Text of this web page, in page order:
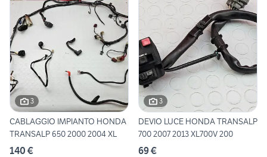
3
CABLAGGIO IMPIANTO HONDA
TRANSALP 650 2000 2004 XL
140 €
3
DEVIO LUCE HONDA TRANSALP
700 2007 2013 XL700V 200
69 €